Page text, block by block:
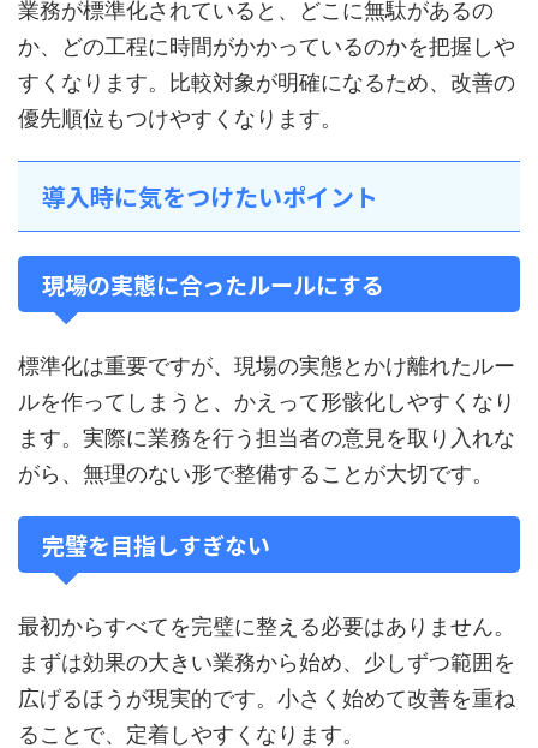
業務が標準化されていると、どこに無駄があるの
か、どの工程に時間がかかっているのかを把握しや
すくなります。比較対象が明確になるため、改善の
優先順位もつけやすくなります。
導入時に気をつけたいポイント
現場の実態に合ったルールにする
標準化は重要ですが、現場の実態とかけ離れたルー
ルを作ってしまうと、かえって形骸化しやすくなり
ます。実際に業務を行う担当者の意見を取り入れな
がら、無理のない形で整備することが大切です。
完璧を目指しすぎない
最初からすべてを完璧に整える必要はありません。
まずは効果の大きい業務から始め、少しずつ範囲を
広げるほうが現実的です。小さく始めて改善を重ね
ることで、定着しやすくなります。